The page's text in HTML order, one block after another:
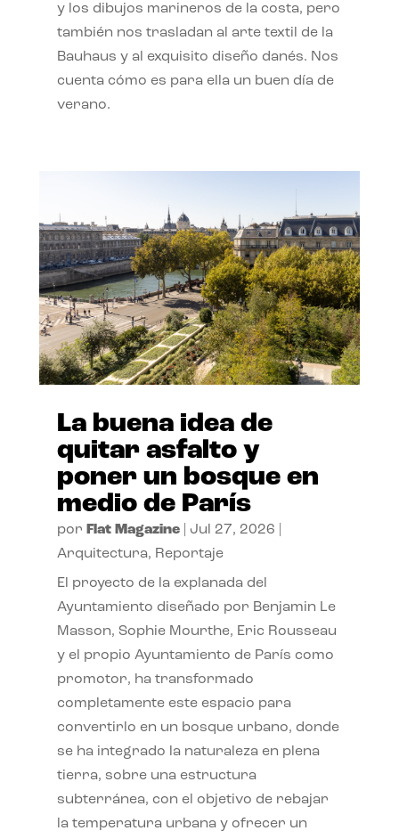
y los dibujos marineros de la costa, pero
también nos trasladan al arte textil de la
Bauhaus y al exquisito diseño danés. Nos
cuenta cómo es para ella un buen día de
verano.
La buena idea de
quitar asfalto y
poner un bosque en
medio de París
por Flat Magazine| Jul 27, 2026
Arquitectura, Reportaje
El proyecto de la explanada del
Ayuntamiento diseñado por Benjamin Le
Masson, Sophie Mourthe, Eric Rousseau
y el propio Ayuntamiento de París como
promotor, ha transformado
completamente este espacio para
convertirlo en un bosque urbano, donde
se ha integrado la naturaleza en plena
tierra, sobre una estructura
subterránea, con el objetivo de rebajar
la temperatura urbana y ofrecer un